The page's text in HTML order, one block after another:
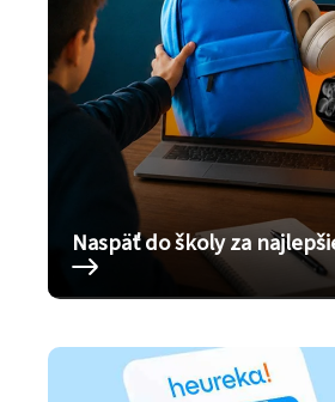
Naspäť do školy za